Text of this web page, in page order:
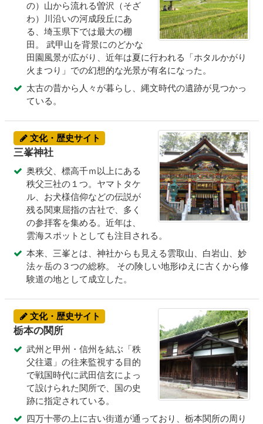
の）山から流れる曽沢（そざ
わ）川沿いの河成段丘にあ
る、埼玉県下では最大の棚
田。 武甲山を背景にのどかな
田園風景が広がり、近年は夏に行われる「ホタルかがり
火まつり」での幻想的な光景が有名になった。
太古の昔から人々が暮らし、縄文時代の遺跡が見つかっ
ている。
文化・歴史サイト
三峯神社
奥秩父、標高千ｍ以上にある
秩父三社の１つ。ヤマトタケ
ル、お犬様信仰などの伝説が
残る関東屈指の古社で、多く
の参拝客を集める。近年は、
雲海スポットとしても注目される。
本来、三峯とは、神社からも見える雲取山、白岩山、妙
法ヶ岳の３つの総称。 その険しい地形ゆえに古くから修
験道の地として成立した。
文化・歴史サイト
栃本の関所
武州と甲州・信州を結ぶ「秩
父往還」の往来監視する目的
で戦国時代に武田信玄によっ
て設けられた関所で、国の史
跡に指定されている。
四万十帯の上に古い街道が通っており、栃本関所の周り